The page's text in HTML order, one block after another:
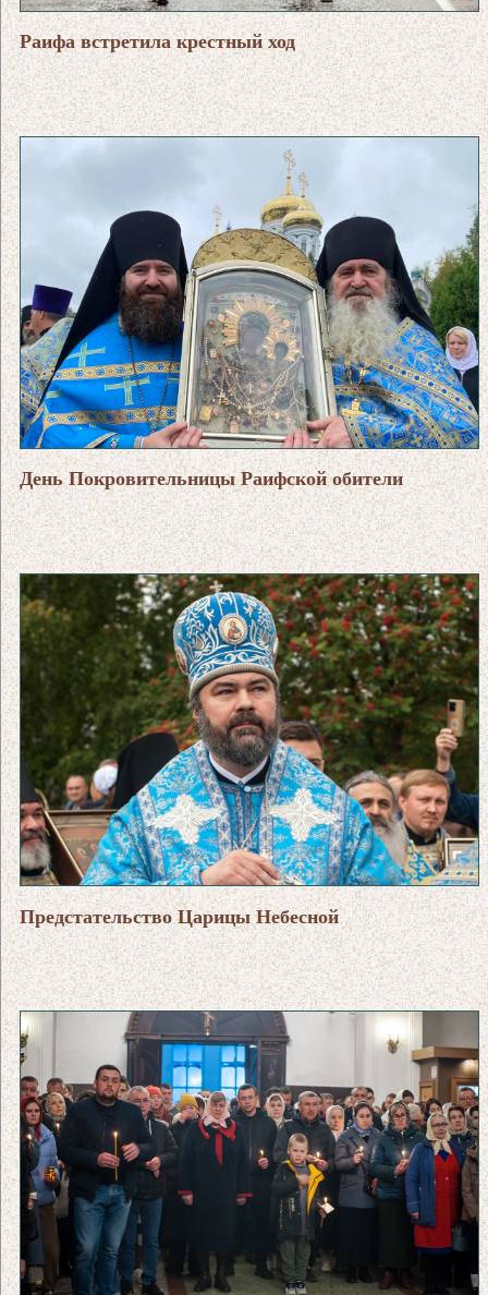
Раифа встретила крестный ход
День Покровительницы Раифской обители
Предстательство Царицы Небесной